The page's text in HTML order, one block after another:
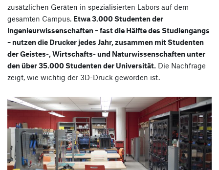
zusätzlichen Geräten in spezialisierten Labors auf dem
gesamten Campus. Etwa 3.000 Studenten der
Ingenieurwissenschaften – fast die Hälfte des Studiengangs
– nutzen die Drucker jedes Jahr, zusammen mit Studenten
der Geistes-, Wirtschafts- und Naturwissenschaften unter
den über 35.000 Studenten der Universität. Die Nachfrage
zeigt, wie wichtig der 3D-Druck geworden ist.